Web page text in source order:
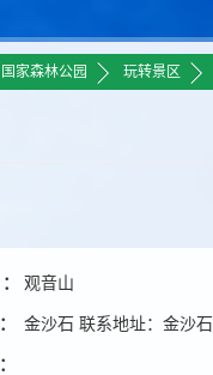
家森林公园 >> 玩转景区 >>
观音山
金沙石 联系地址：金沙石